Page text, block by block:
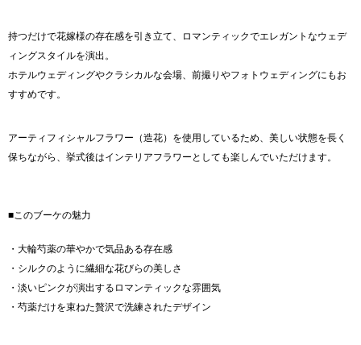
持つだけで花嫁様の存在感を引き立て、ロマンティックでエレガントなウェデ
ィングスタイルを演出。
ホテルウェディングやクラシカルな会場、前撮りやフォトウェディングにもお
すすめです。
アーティフィシャルフラワー（造花）を使用しているため、美しい状態を長く
保ちながら、挙式後はインテリアフラワーとしても楽しんでいただけます。
■このブーケの魅力
・大輪芍薬の華やかで気品ある存在感
・シルクのように繊細な花びらの美しさ
・淡いピンクが演出するロマンティックな雰囲気
・芍薬だけを束ねた贅沢で洗練されたデザイン